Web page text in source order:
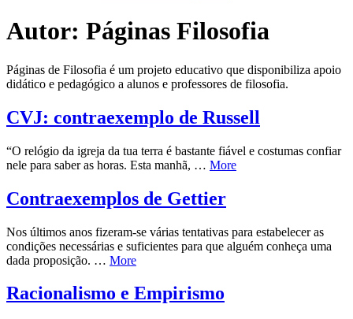
Autor: Páginas Filosofia
Páginas de Filosofia é um projeto educativo que disponibiliza apoio
didático e pedagógico a alunos e professores de filosofia.
CVJ: contraexemplo de Russell
“O relógio da igreja da tua terra é bastante fiável e costumas confiar
nele para saber as horas. Esta manhã, … More
Contraexemplos de Gettier
Nos últimos anos fizeram-se várias tentativas para estabelecer as
condições necessárias e suficientes para que alguém conheça uma
dada proposição. … More
Racionalismo e Empirismo